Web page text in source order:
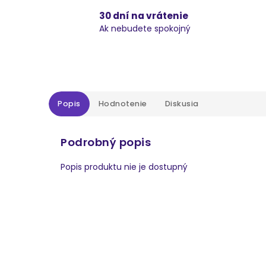
30 dní na vrátenie
Ak nebudete spokojný
Popis Hodnotenie Diskusia
Podrobný popis
Popis produktu nie je dostupný